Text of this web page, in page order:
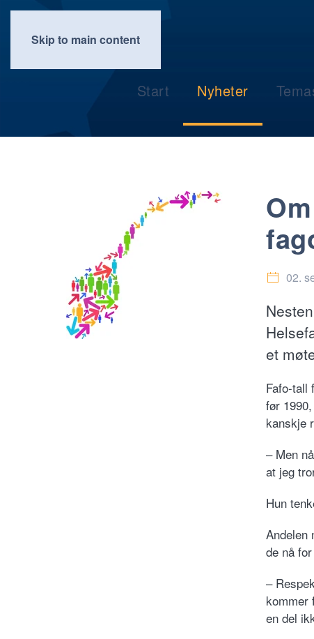
Skip to main content
Start Nyheter
02.
et
Fafo-tall
før
kanskje
– Men
at jeg
Hun
Andelen
de nå
–
kommer
en del